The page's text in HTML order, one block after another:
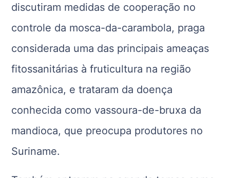
discutiram medidas de cooperação no
controle da mosca-da-carambola, praga
considerada uma das principais ameaças
fitossanitárias à fruticultura na região
amazônica, e trataram da doença
conhecida como vassoura-de-bruxa da
mandioca, que preocupa produtores no
Suriname.